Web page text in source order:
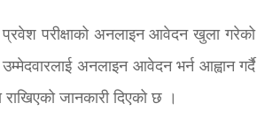
प्रवेश परीक्षाको अनलाइन आवेदन खुला गरेको
अनलाइन आवेदन भर्न आह्वान गर्दै
जानकारी दिएको छ ।